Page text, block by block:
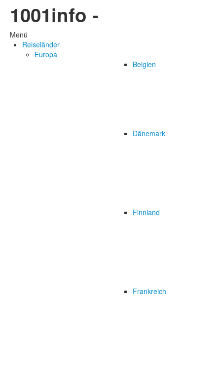
1001info -
Menü
Reiseländer
Europa
Belgien
Dänemark
Finnland
Frankreich